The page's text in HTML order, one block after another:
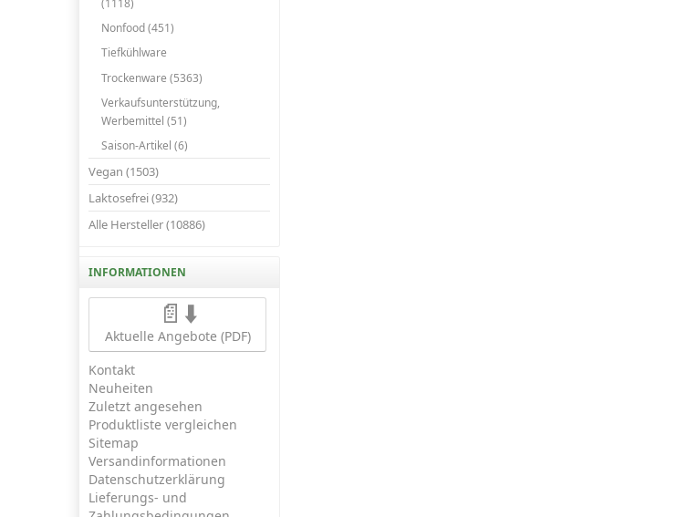
(1118)
Nonfood (451)
Tiefkühlware
Trockenware (5363)
Verkaufsunterstützung,
Werbemittel (51)
Saison-Artikel (6)
Vegan (1503)
Laktosefrei (932)
Alle Hersteller (10886)
INFORMATIONEN
📄⬇️
Aktuelle Angebote (PDF)
Kontakt
Neuheiten
Zuletzt angesehen
Produktliste vergleichen
Sitemap
Versandinformationen
Datenschutzerklärung
Lieferungs- und